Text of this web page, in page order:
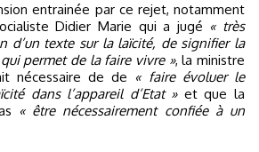
entrainée par ce rejet, notamment
Didier Marie qui a jugé « très
d’un texte sur la laïcité, de signifier la
permet de la faire vivre », la ministre
nécessaire de de « faire évoluer le
dans l’appareil d’Etat »et que la
« être nécessairement confiée à un